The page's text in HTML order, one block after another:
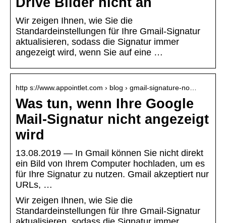
Wir zeigen Ihnen, wie Sie die
Standardeinstellungen für Ihre Gmail-Signatur
aktualisieren, sodass die Signatur immer
angezeigt wird, wenn Sie auf eine …
http s://www.appointlet.com › blog › gmail-signature-no…
Was tun, wenn Ihre Google
Mail-Signatur nicht angezeigt
wird
13.08.2019 — In Gmail können Sie nicht direkt
ein Bild von Ihrem Computer hochladen, um es
für Ihre Signatur zu nutzen. Gmail akzeptiert nur
URLs, …
Wir zeigen Ihnen, wie Sie die
Standardeinstellungen für Ihre Gmail-Signatur